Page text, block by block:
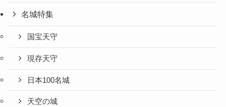
名城特集
国宝天守
現存天守
日本100名城
天空の城